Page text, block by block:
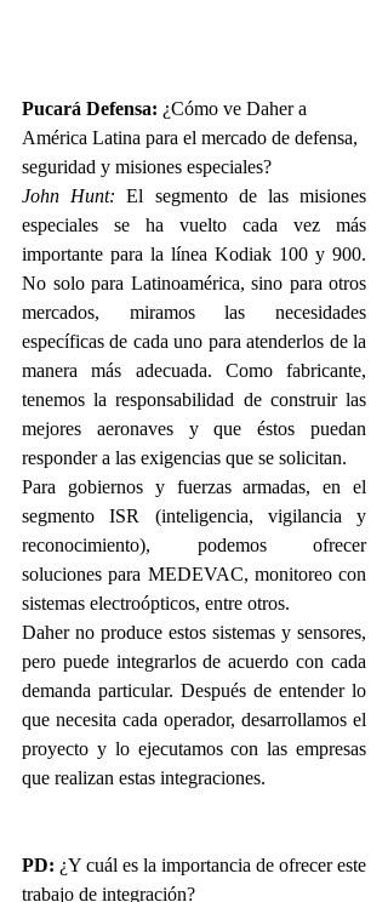
Pucará Defensa: ¿Cómo ve Daher a
América Latina para el mercado de defensa,
seguridad y misiones especiales?
John Hunt: El segmento de las misiones
especiales se ha vuelto cada vez más
importante para la línea Kodiak 100 y 900.
No solo para Latinoamérica, sino para otros
mercados, miramos las necesidades
específicas de cada uno para atenderlos de la
manera más adecuada. Como fabricante,
tenemos la responsabilidad de construir las
mejores aeronaves y que éstos puedan
responder a las exigencias que se solicitan.
Para gobiernos y fuerzas armadas, en el
segmento ISR (inteligencia, vigilancia y
reconocimiento), podemos ofrecer
soluciones para MEDEVAC, monitoreo con
sistemas electroópticos, entre otros.
Daher no produce estos sistemas y sensores,
pero puede integrarlos de acuerdo con cada
demanda particular. Después de entender lo
que necesita cada operador, desarrollamos el
proyecto y lo ejecutamos con las empresas
que realizan estas integraciones.
PD: ¿Y cuál es la importancia de ofrecer este
trabajo de integración?